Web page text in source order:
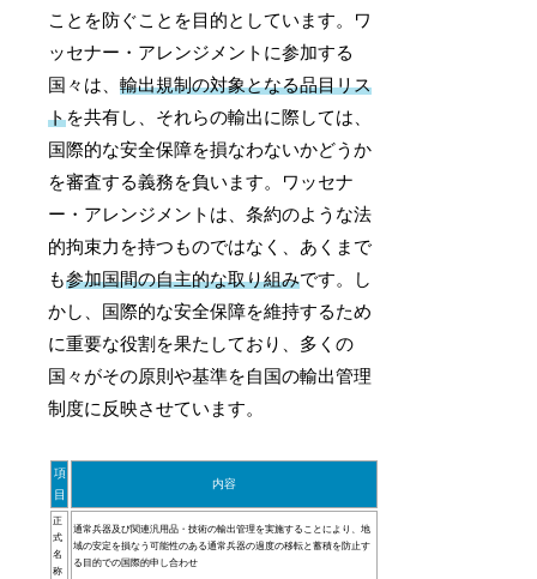
ことを防ぐことを目的としています。ワ
ッセナー・アレンジメントに参加する
国々は、輸出規制の対象となる品目リス
トを共有し、それらの輸出に際しては、
国際的な安全保障を損なわないかどうか
を審査する義務を負います。ワッセナ
ー・アレンジメントは、条約のような法
的拘束力を持つものではなく、あくまで
も参加国間の自主的な取り組みです。し
かし、国際的な安全保障を維持するため
に重要な役割を果たしており、多くの
国々がその原則や基準を自国の輸出管理
制度に反映させています。
項
目
内容
正
式
名
称
通常兵器及び関連汎用品・技術の輸出管理を実施することにより、地
域の安定を損なう可能性のある通常兵器の過度の移転と蓄積を防止す
る目的での国際的申し合わせ